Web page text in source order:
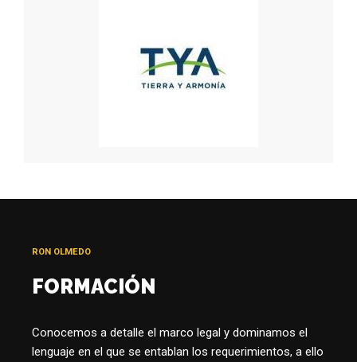
RON OLMEDO
FORMACIÓN
Conocemos a detalle el marco legal y dominamos el
lenguaje en el que se entablan los requerimientos, a ello